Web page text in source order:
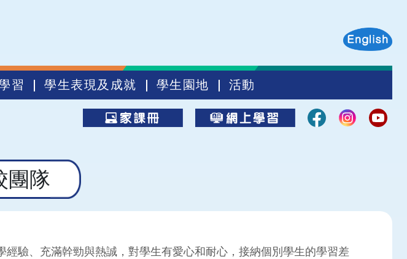
習 學生表現及成就 學生園地 活動
團隊
驗、充滿幹勁與熱誠，對學生有愛心和耐心，接納個別學生的學習差